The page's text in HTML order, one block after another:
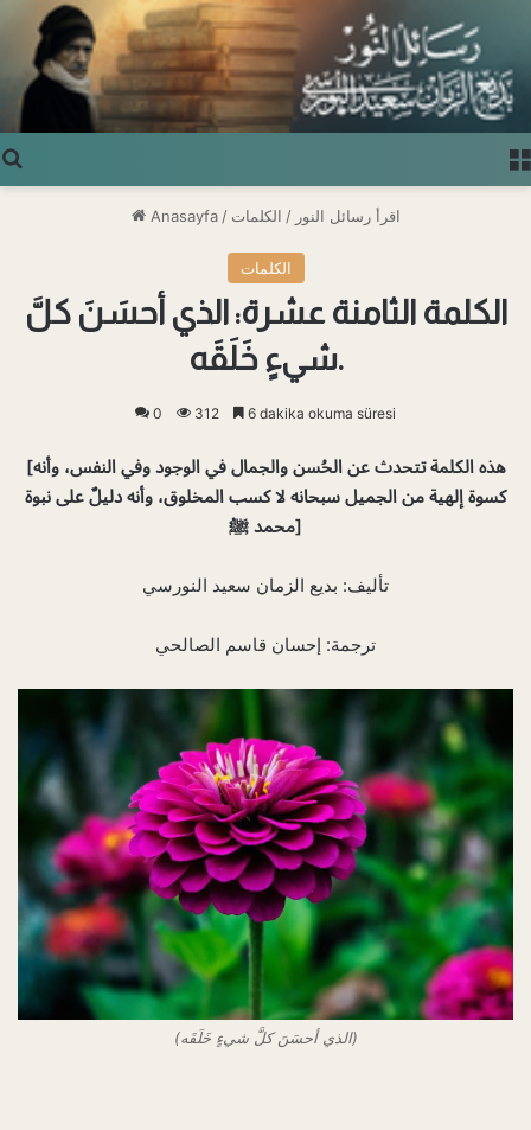
Anasayfa / اقرأ رسائل النور / الكلمات
الكلمات
الكلمة الثامنة عشرة: الذي أحسَنَ كلَّ
شيءٍ خَلَقَه.
0 312 6 dakika okuma süresi
[هذه الكلمة تتحدث عن الحُسن والجمال في الوجود وفي النفس، وأنه
كسوة إلهية من الجميل سبحانه لا كسب المخلوق، وأنه دليلٌ على نبوة
محمد ﷺ]
تأليف: بديع الزمان سعيد النورسي
ترجمة: إحسان قاسم الصالحي
(الذي أحسَنَ كلَّ شيءٍ خَلَقَه)